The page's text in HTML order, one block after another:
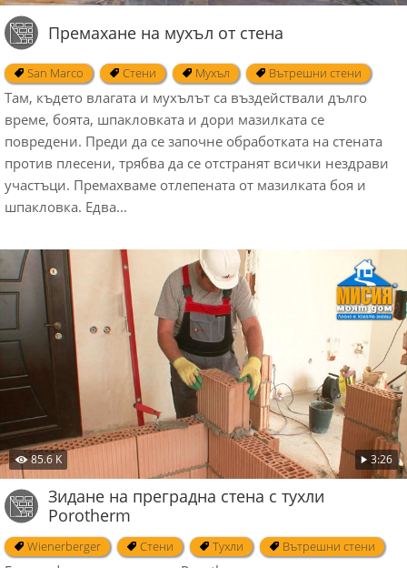
Премахане на мухъл от стена
San Marco Стени Мухъл Вътрешни стени
Там, където влагата и мухълът са въздействали дълго
време, боята, шпакловката и дори мазилката се
повредени. Преди да се започне обработката на стената
против плесени, трябва да се отстранят всички нездрави
участъци. Премахваме отлепената от мазилката боя и
шпакловка. Едва...
85.6 K 3:26
Зидане на преградна стена с тухли
Porotherm
Wienerberger Стени Тухли Вътрешни стени